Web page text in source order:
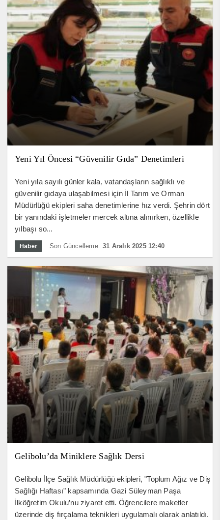
Yeni Yıl Öncesi “Güvenilir Gıda” Denetimleri
Yeni yıla sayılı günler kala, vatandaşların sağlıklı ve
güvenilir gıdaya ulaşabilmesi için İl Tarım ve Orman
Müdürlüğü ekipleri saha denetimlerine hız verdi. Şehrin dört
bir yanındaki işletmeler mercek altına alınırken, özellikle
yılbaşı so...
Haber Son Güncelleme: 31 Aralık 2025 12:40
Gelibolu’da Miniklere Sağlık Dersi
Gelibolu İlçe Sağlık Müdürlüğü ekipleri, "Toplum Ağız ve Diş
Sağlığı Haftası" kapsamında Gazi Süleyman Paşa
İlköğretim Okulu’nu ziyaret etti. Öğrencilere maketler
üzerinde diş fırçalama teknikleri uygulamalı olarak anlatıldı.